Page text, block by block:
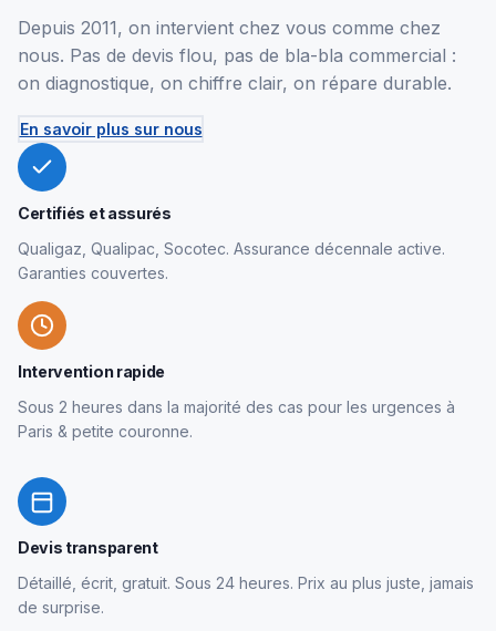
Depuis 2011, on intervient chez vous comme chez
nous. Pas de devis flou, pas de bla-bla commercial :
on diagnostique, on chiffre clair, on répare durable.
En savoir plus sur nous
Certifiés et assurés
Qualigaz, Qualipac, Socotec. Assurance décennale active.
Garanties couvertes.
Intervention rapide
Sous 2 heures dans la majorité des cas pour les urgences à
Paris & petite couronne.
Devis transparent
Détaillé, écrit, gratuit. Sous 24 heures. Prix au plus juste, jamais
de surprise.